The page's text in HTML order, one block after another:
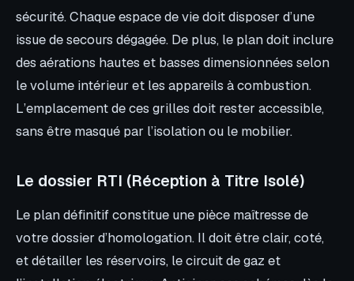
sécurité. Chaque espace de vie doit disposer d’une
issue de secours dégagée. De plus, le plan doit inclure
des aérations hautes et basses dimensionnées selon
le volume intérieur et les appareils à combustion.
L’emplacement de ces grilles doit rester accessible,
sans être masqué par l’isolation ou le mobilier.
Le dossier RTI (Réception à Titre Isolé)
Le plan définitif constitue une pièce maîtresse de
votre dossier d’homologation. Il doit être clair, coté,
et détailler les réservoirs, le circuit de gaz et